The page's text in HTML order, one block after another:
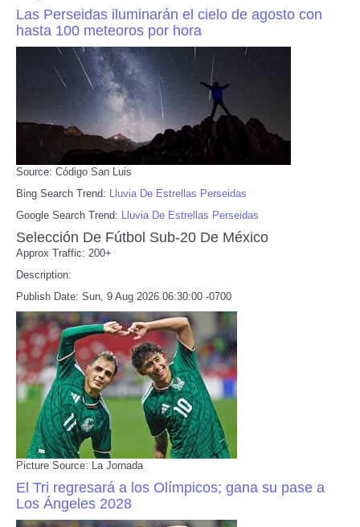
Las Perseidas iluminarán el cielo de agosto con
hasta 100 meteoros por hora
Source: Código San Luis
Bing Search Trend: Lluvia De Estrellas Perseidas
Google Search Trend: Lluvia De Estrellas Perseidas
Selección De Fútbol Sub-20 De México
Approx Traffic: 200+
Description:
Publish Date: Sun, 9 Aug 2026 06:30:00 -0700
Picture Source: La Jornada
El Tri regresará a los Olímpicos; gana su pase a
Los Ángeles 2028